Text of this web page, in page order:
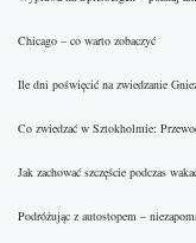
Chicago – co warto zobaczyć
Ile dni poświęcić na zwiedzanie
Co zwiedzać w Sztokholmie:
Jak zachować szczęście podczas
Podróżując z autostopem –